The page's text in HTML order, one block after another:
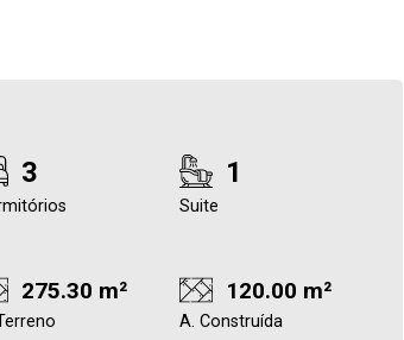
3 1
Suite
275.30 m² 120.00 m²
A. Construída